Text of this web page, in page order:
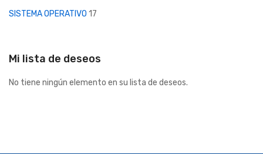
SISTEMA OPERATIVO 17
Mi lista de deseos
No tiene ningún elemento en su lista de deseos.